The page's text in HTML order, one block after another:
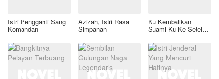
Istri Pengganti Sang
Komandan
Azizah, Istri Rasa
Simpanan
Ku Kembalikan
Suami Ku Ke Setelan